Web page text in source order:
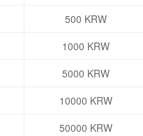
500 KRW
1000 KRW
5000 KRW
10000 KRW
50000 KRW